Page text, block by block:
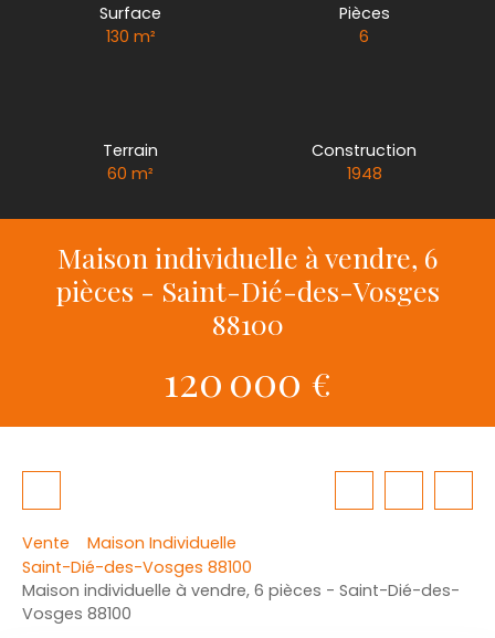
Surface
130 m²
Pièces
6
Terrain
60m²
Construction
1948
Maison individuelle à vendre, 6
pièces - Saint-Dié-des-Vosges
88100
120 000 €
Vente
Maison Individuelle
Saint-Dié-des-Vosges 88100
Maison individuelle à vendre, 6 pièces - Saint-Dié-des-
Vosges 88100